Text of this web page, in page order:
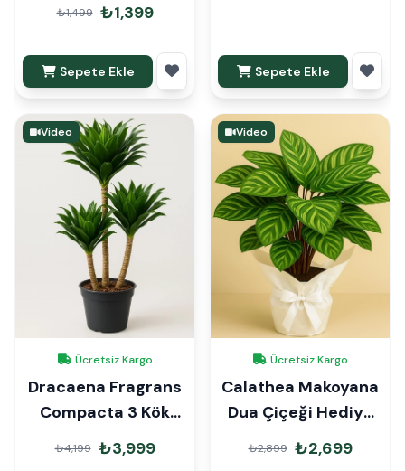
₺1,499 ₺1,399
Sepete Ekle Sepete Ekle
Video
Ücretsiz Kargo
Dracaena Fragrans
Compacta 3 Kök
110cm
₺4,199 ₺3,999
Video
Ücretsiz Kargo
Calathea Makoyana
Dua Çiçeği Hediye
Paketli
₺2,899 ₺2,699